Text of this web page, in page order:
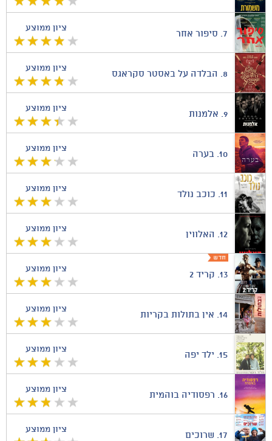
ציון ממוצע
7. סיפור אחר
ציון ממוצע
8. הבלדה על באסטר סקראגס
ציון ממוצע
9. אלמנות
ציון ממוצע
10. בערה
ציון ממוצע
11. כוכב נולד
ציון ממוצע
12. האלווין
ציון ממוצע
13. קריד 2
ציון ממוצע
14. אין בתולות בקריות
ציון ממוצע
15. ילד יפה
ציון ממוצע
16. רפסודיה בוהמית
ציון ממוצע
17. שרוכים